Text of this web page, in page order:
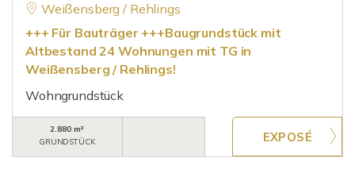
Weißensberg / Rehlings
+++ Für Bauträger +++Baugrundstück mit
Altbestand 24 Wohnungen mit TG in
Weißensberg / Rehlings!
Wohngrundstück
2.880 m²
GRUNDSTÜCK